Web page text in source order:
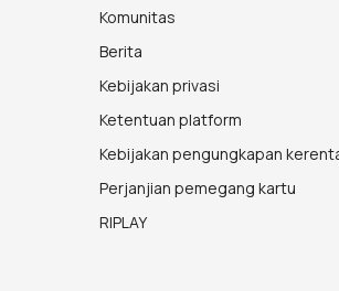
Komunitas
Berita
Kebijakan privasi
Ketentuan platform
Kebijakan pengungkapan
Perjanjian pemegang kartu
RIPLAY